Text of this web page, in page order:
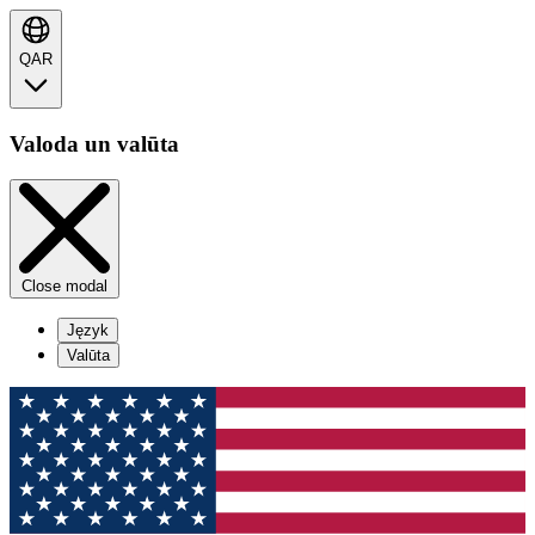
QAR
Valoda un valūta
Close modal
Język
Valūta